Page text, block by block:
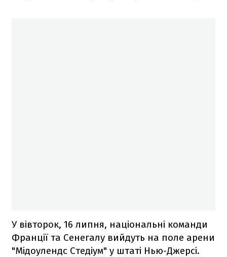
У вівторок, 16 липня, національні команди
Франції та Сенегалу вийдуть на поле арени
"Мідоулендс Стедіум" у штаті Нью-Джерсі.